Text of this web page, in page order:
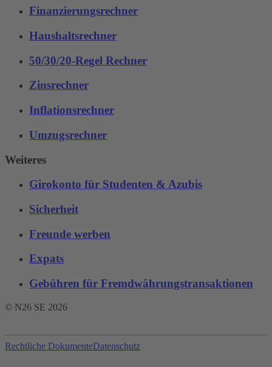
Finanzierungsrechner
Haushaltsrechner
50/30/20-Regel Rechner
Zinsrechner
Inflationsrechner
Umzugsrechner
Weiteres
Girokonto für Studenten & Azubis
Sicherheit
Freunde werben
Expats
Gebühren für Fremdwährungstransaktionen‌
© N26 SE 2026
Rechtliche DokumenteDatenschutz